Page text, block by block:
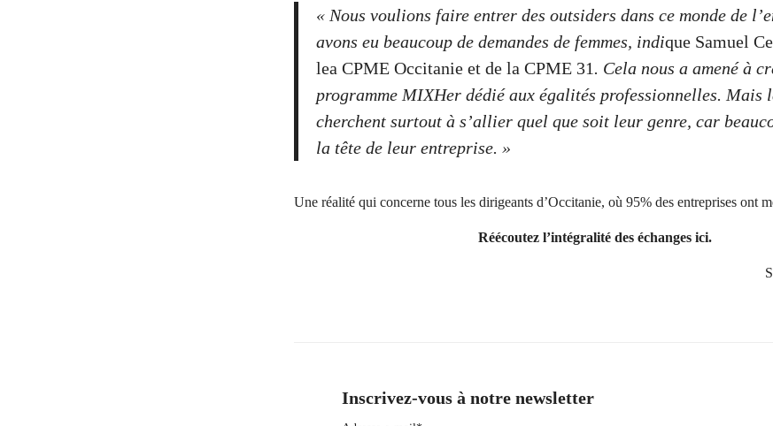
« Nous voulions faire entrer des outsiders dans ce monde de
avons eu beaucoup de demandes de femmes, indique Samuel
lea CPME Occitanie et de la CPME 31. Cela nous a amené à
programme MIXHer dédié aux égalités professionnelles. Mais
cherchent surtout à s’allier quel que soit leur genre, car
la tête de leur entreprise. »
Une réalité qui concerne tous les dirigeants d’Occitanie, où 95% des entreprises ont
Réécoutez l’intégralité des échanges ici.
Inscrivez-vous à notre newsletter